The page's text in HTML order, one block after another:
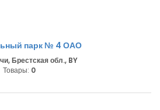
парк № 4 ОАО
Брестская обл., BY
Товары: 0